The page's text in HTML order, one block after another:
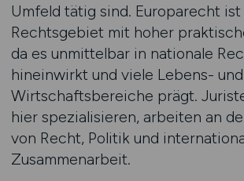
Umfeld tätig sind. Europarecht ist
Rechtsgebiet mit hoher
da es unmittelbar in nationale
hineinwirkt und viele Lebens- und
Wirtschaftsbereiche prägt.
hier spezialisieren, arbeiten an
von Recht, Politik und
Zusammenarbeit.